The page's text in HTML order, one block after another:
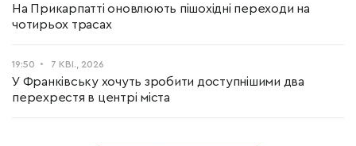
На Прикарпатті оновлюють пішохідні переходи на
чотирьох трасах
19:50 7 КВІ., 2026
У Франківську хочуть зробити доступнішими два
перехрестя в центрі міста